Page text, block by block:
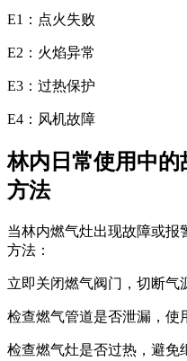
E1：点火失败
E2：火焰异常
E3：过热保护
E4：风机故障
林内日常使用中
方法
当林内燃气灶出现故障或报
方法：
立即关闭燃气阀门，切断气
检查燃气管道是否泄漏，使
检查燃气灶是否过热，避免